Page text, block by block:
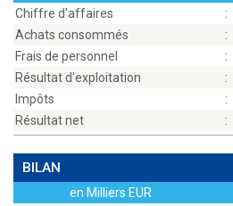
Chiffre d'affaires
:
Achats consommés
:
Frais de personnel
:
Résultat d'exploitation
:
Impôts
:
Résultat net
:
BILAN
en Milliers EUR